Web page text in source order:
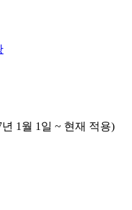
1월 1일 ~ 현재 적용)